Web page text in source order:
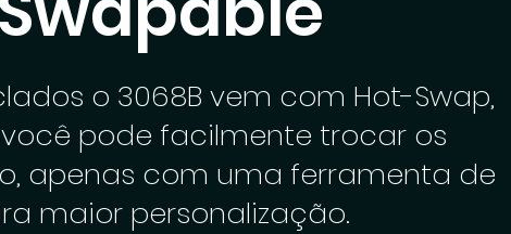
o 3068B vem com Hot-Swap,
pode facilmente trocar os
apenas com uma ferramenta de
maior personalização.